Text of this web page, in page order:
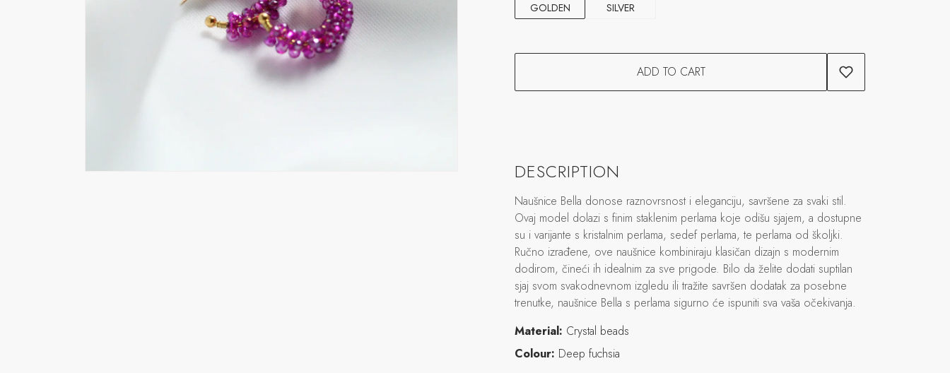
GOLDEN
SILVER
ADD TO CART
DESCRIPTION
Naušnice Bella donose raznovrsnost i eleganciju, savršene za svaki stil.
Ovaj model dolazi s finim staklenim perlama koje odišu sjajem, a dostupne
su i varijante s kristalnim perlama, sedef perlama, te perlama od školjki.
Ručno izrađene, ove naušnice kombiniraju klasičan dizajn s modernim
dodirom, čineći ih idealnim za sve prigode. Bilo da želite dodati suptilan
sjaj svom svakodnevnom izgledu ili tražite savršen dodatak za posebne
trenutke, naušnice Bella s perlama sigurno će ispuniti sva vaša očekivanja.
Material: Crystal beads
Colour: Deep fuchsia